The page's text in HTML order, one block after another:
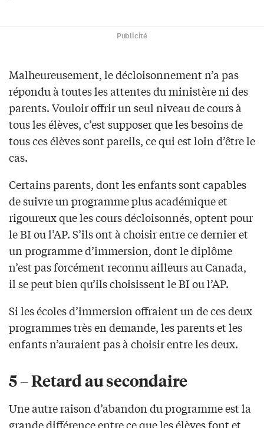
Publicité
Malheureusement, le décloisonnement n’a pas
répondu à toutes les attentes du ministère ni des
parents. Vouloir offrir un seul niveau de cours à
tous les élèves, c’est supposer que les besoins de
tous ces élèves sont pareils, ce qui est loin d’être le
cas.
Certains parents, dont les enfants sont capables
de suivre un programme plus académique et
rigoureux que les cours décloisonnés, optent pour
le BI ou l’AP. S’ils ont à choisir entre ce dernier et
un programme d’immersion, dont le diplôme
n’est pas forcément reconnu ailleurs au Canada,
il se peut bien qu’ils choisissent le BI ou l’AP.
Si les écoles d’immersion offraient un de ces deux
programmes très en demande, les parents et les
enfants n’auraient pas à choisir entre les deux.
5 – Retard au secondaire
Une autre raison d’abandon du programme est la
grande différence entre ce que les élèves font et